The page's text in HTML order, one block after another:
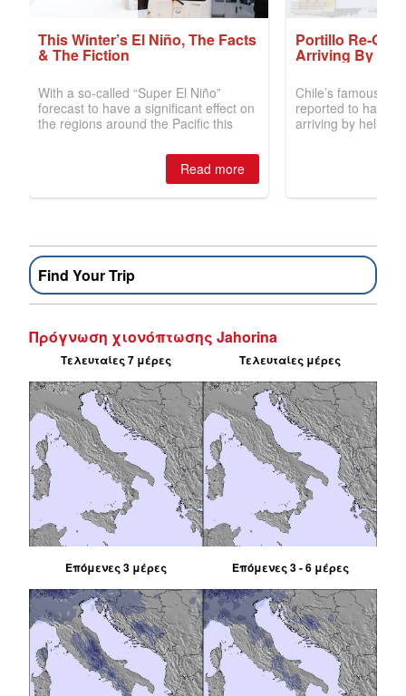
Find Your Trip
Πρόγνωση χιονόπτωσης Jahorina
Τελευταίες 7 μέρες Τελευταίες μέρες
Επόμενες 3 μέρες Επόμενες 3 - 6 μέρες